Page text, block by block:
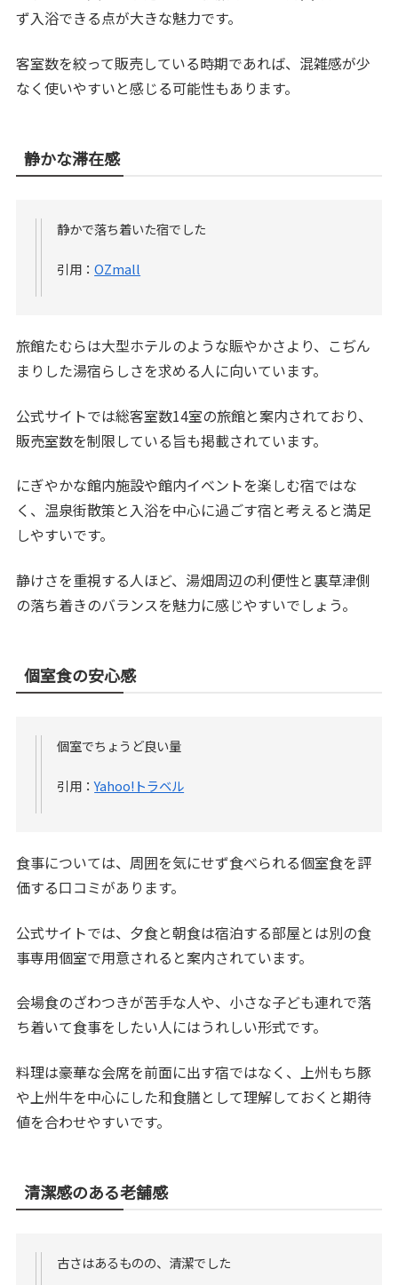
ず入浴できる点が大きな魅力です。
客室数を絞って販売している時期であれば、混雑感が少
なく使いやすいと感じる可能性もあります。
静かな滞在感
静かで落ち着いた宿でした
引用：OZmall
旅館たむらは大型ホテルのような賑やかさより、こぢん
まりした湯宿らしさを求める人に向いています。
公式サイトでは総客室数14室の旅館と案内されており、
販売室数を制限している旨も掲載されています。
にぎやかな館内施設や館内イベントを楽しむ宿ではな
く、温泉街散策と入浴を中心に過ごす宿と考えると満足
しやすいです。
静けさを重視する人ほど、湯畑周辺の利便性と裏草津側
の落ち着きのバランスを魅力に感じやすいでしょう。
個室食の安心感
個室でちょうど良い量
引用：Yahoo!トラベル
食事については、周囲を気にせず食べられる個室食を評
価する口コミがあります。
公式サイトでは、夕食と朝食は宿泊する部屋とは別の食
事専用個室で用意されると案内されています。
会場食のざわつきが苦手な人や、小さな子ども連れで落
ち着いて食事をしたい人にはうれしい形式です。
料理は豪華な会席を前面に出す宿ではなく、上州もち豚
や上州牛を中心にした和食膳として理解しておくと期待
値を合わせやすいです。
清潔感のある老舗感
古さはあるものの、清潔でした